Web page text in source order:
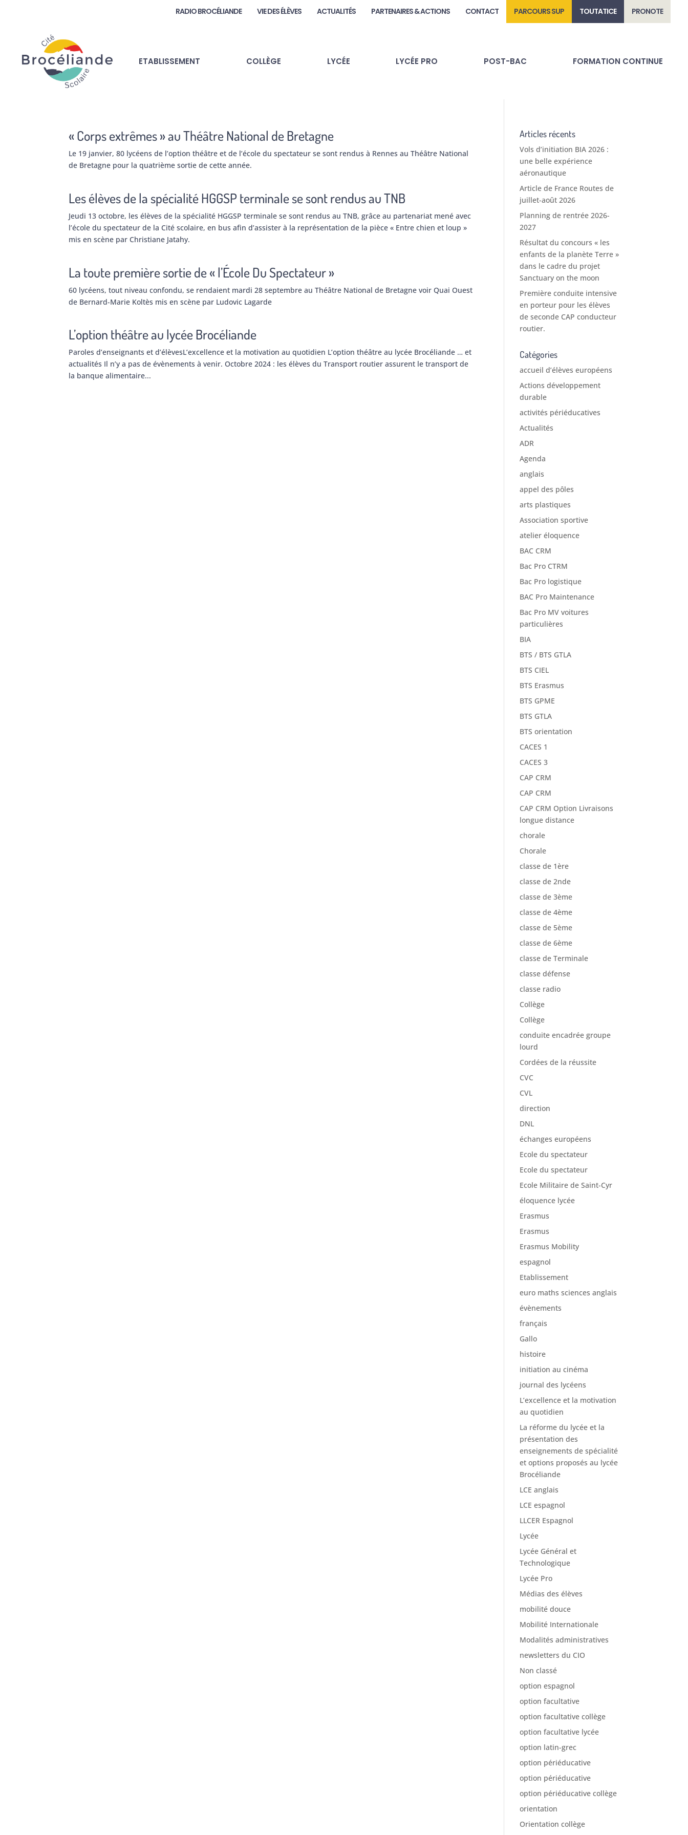
RADIO BROCÉLIANDE VIE DES ÉLÈVES ACTUALITÉS PARTENAIRES & ACTIONS CONTACT PARCOURS SUP TOUTATICE PRONOTE
ETABLISSEMENT COLLÈGE LYCÉE LYCÉE PRO POST-BAC FORMATION CONTINUE
« Corps extrêmes » au Théâtre National de Bretagne
Le 19 janvier, 80 lycéens de l’option théâtre et de l’école du spectateur se sont rendus à Rennes au Théâtre National
de Bretagne pour la quatrième sortie de cette année.
Les élèves de la spécialité HGGSP terminale se sont rendus au TNB
Jeudi 13 octobre, les élèves de la spécialité HGGSP terminale se sont rendus au TNB, grâce au partenariat mené avec
l’école du spectateur de la Cité scolaire, en bus afin d’assister à la représentation de la pièce « Entre chien et loup »
mis en scène par Christiane Jatahy.
La toute première sortie de « l’École Du Spectateur »
60 lycéens, tout niveau confondu, se rendaient mardi 28 septembre au Théâtre National de Bretagne voir Quai Ouest
de Bernard-Marie Koltès mis en scène par Ludovic Lagarde
L’option théâtre au lycée Brocéliande
Paroles d’enseignants et d’élèvesL’excellence et la motivation au quotidien L’option théâtre au lycée Brocéliande … et
actualités Il n’y a pas de évènements à venir. Octobre 2024 : les élèves du Transport routier assurent le transport de
la banque alimentaire...
Articles récents
Vols d’initiation BIA 2026 :
une belle expérience
aéronautique
Article de France Routes de
juillet-août 2026
Planning de rentrée 2026-
2027
Résultat du concours « les
enfants de la planète Terre »
dans le cadre du projet
Sanctuary on the moon
Première conduite intensive
en porteur pour les élèves
de seconde CAP conducteur
routier.
Catégories
accueil d’élèves européens
Actions développement
durable
activités périéducatives
Actualités
ADR
Agenda
anglais
appel des pôles
arts plastiques
Association sportive
atelier éloquence
BAC CRM
Bac Pro CTRM
Bac Pro logistique
BAC Pro Maintenance
Bac Pro MV voitures
particulières
BIA
BTS / BTS GTLA
BTS CIEL
BTS Erasmus
BTS GPME
BTS GTLA
BTS orientation
CACES 1
CACES 3
CAP CRM
CAP CRM
CAP CRM Option Livraisons
longue distance
chorale
Chorale
classe de 1ère
classe de 2nde
classe de 3ème
classe de 4ème
classe de 5ème
classe de 6ème
classe de Terminale
classe défense
classe radio
Collège
Collège
conduite encadrée groupe
lourd
Cordées de la réussite
CVC
CVL
direction
DNL
échanges européens
Ecole du spectateur
Ecole du spectateur
Ecole Militaire de Saint-Cyr
éloquence lycée
Erasmus
Erasmus
Erasmus Mobility
espagnol
Etablissement
euro maths sciences anglais
évènements
français
Gallo
histoire
initiation au cinéma
journal des lycéens
L’excellence et la motivation
au quotidien
La réforme du lycée et la
présentation des
enseignements de spécialité
et options proposés au lycée
Brocéliande
LCE anglais
LCE espagnol
LLCER Espagnol
Lycée
Lycée Général et
Technologique
Lycée Pro
Médias des élèves
mobilité douce
Mobilité Internationale
Modalités administratives
newsletters du CIO
Non classé
option espagnol
option facultative
option facultative collège
option facultative lycée
option latin-grec
option périéducative
option périéducative
option périéducative collège
orientation
Orientation collège